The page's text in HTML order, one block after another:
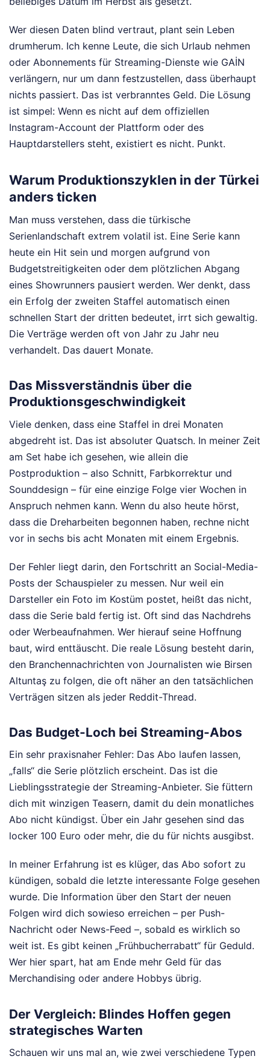
Wer diesen Daten blind vertraut, plant sein Leben
drumherum. Ich kenne Leute, die sich Urlaub nehmen
oder Abonnements für Streaming-Dienste wie GAİN
verlängern, nur um dann festzustellen, dass überhaupt
nichts passiert. Das ist verbranntes Geld. Die Lösung
ist simpel: Wenn es nicht auf dem offiziellen
Instagram-Account der Plattform oder des
Hauptdarstellers steht, existiert es nicht. Punkt.
Warum Produktionszyklen in der Türkei
anders ticken
Man muss verstehen, dass die türkische
Serienlandschaft extrem volatil ist. Eine Serie kann
heute ein Hit sein und morgen aufgrund von
Budgetstreitigkeiten oder dem plötzlichen Abgang
eines Showrunners pausiert werden. Wer denkt, dass
ein Erfolg der zweiten Staffel automatisch einen
schnellen Start der dritten bedeutet, irrt sich gewaltig.
Die Verträge werden oft von Jahr zu Jahr neu
verhandelt. Das dauert Monate.
Das Missverständnis über die
Produktionsgeschwindigkeit
Viele denken, dass eine Staffel in drei Monaten
abgedreht ist. Das ist absoluter Quatsch. In meiner Zeit
am Set habe ich gesehen, wie allein die
Postproduktion – also Schnitt, Farbkorrektur und
Sounddesign – für eine einzige Folge vier Wochen in
Anspruch nehmen kann. Wenn du also heute hörst,
dass die Dreharbeiten begonnen haben, rechne nicht
vor in sechs bis acht Monaten mit einem Ergebnis.
Der Fehler liegt darin, den Fortschritt an Social-Media-
Posts der Schauspieler zu messen. Nur weil ein
Darsteller ein Foto im Kostüm postet, heißt das nicht,
dass die Serie bald fertig ist. Oft sind das Nachdrehs
oder Werbeaufnahmen. Wer hierauf seine Hoffnung
baut, wird enttäuscht. Die reale Lösung besteht darin,
den Branchennachrichten von Journalisten wie Birsen
Altuntaş zu folgen, die oft näher an den tatsächlichen
Verträgen sitzen als jeder Reddit-Thread.
Das Budget-Loch bei Streaming-Abos
Ein sehr praxisnaher Fehler: Das Abo laufen lassen,
„falls“ die Serie plötzlich erscheint. Das ist die
Lieblingsstrategie der Streaming-Anbieter. Sie füttern
dich mit winzigen Teasern, damit du dein monatliches
Abo nicht kündigst. Über ein Jahr gesehen sind das
locker 100 Euro oder mehr, die du für nichts ausgibst.
In meiner Erfahrung ist es klüger, das Abo sofort zu
kündigen, sobald die letzte interessante Folge gesehen
wurde. Die Information über den Start der neuen
Folgen wird dich sowieso erreichen – per Push-
Nachricht oder News-Feed –, sobald es wirklich so
weit ist. Es gibt keinen „Frühbucherrabatt“ für Geduld.
Wer hier spart, hat am Ende mehr Geld für das
Merchandising oder andere Hobbys übrig.
Der Vergleich: Blindes Hoffen gegen
strategisches Warten
Schauen wir uns mal an, wie zwei verschiedene Typen